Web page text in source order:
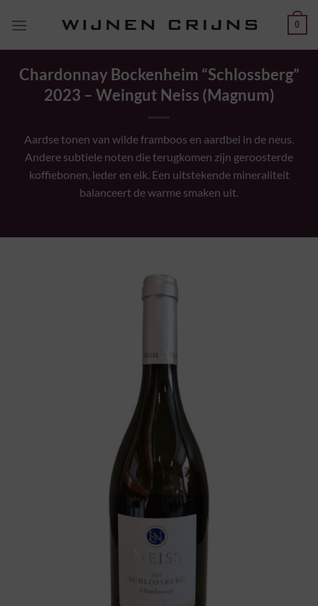
naar
0
Chardonnay Bockenheim “Schlossberg”
2023 – Weingut Neiss (Magnum)
Aardse tonen van wilde framboos en aardbei in de neus.
Andere subtiele noten die terugkomen zijn geroosterde
koffiebonen, leder en eik. Een uitstekende mineraliteit
balanceert de warme smaken uit.